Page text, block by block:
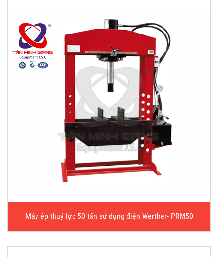
Máy ép thuỷ lực 50 tấn sử dụng điện Werther- PRM50